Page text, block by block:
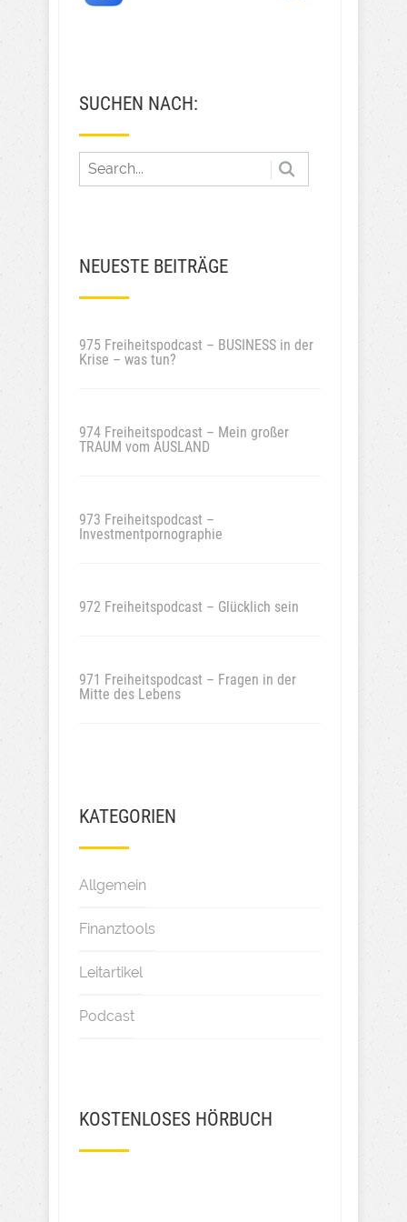
SUCHEN NACH:
NEUESTE BEITRÄGE
975 Freiheitspodcast – BUSINESS in der
Krise – was tun?
974 Freiheitspodcast – Mein großer
TRAUM vom AUSLAND
973 Freiheitspodcast –
Investmentpornographie
972 Freiheitspodcast – Glücklich sein
971 Freiheitspodcast – Fragen in der
Mitte des Lebens
KATEGORIEN
Allgemein
Finanztools
Leitartikel
Podcast
KOSTENLOSES HÖRBUCH